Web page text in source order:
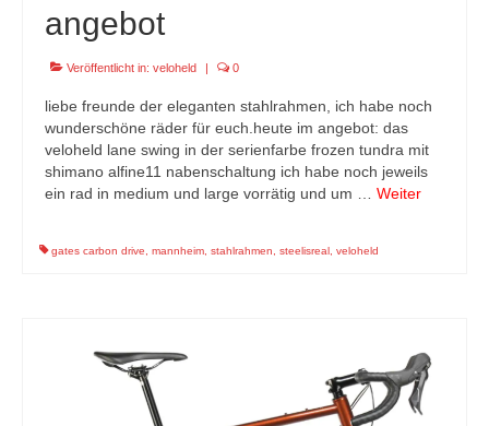
angebot
Veröffentlicht in: veloheld | 0
liebe freunde der eleganten stahlrahmen, ich habe noch
wunderschöne räder für euch.heute im angebot: das
veloheld lane swing in der serienfarbe frozen tundra mit
shimano alfine11 nabenschaltung ich habe noch jeweils
ein rad in medium und large vorrätig und um … Weiter
gates carbon drive mannheim stahlrahmen steelisreal veloheld